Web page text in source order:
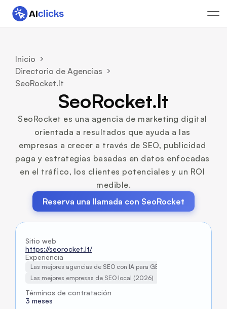
Inicio
Directorio de Agencias
SeoRocket.lt
SeoRocket.lt
SeoRocket es una agencia de marketing digital
orientada a resultados que ayuda a las
empresas a crecer a través de SEO, publicidad
paga y estrategias basadas en datos enfocadas
en el tráfico, los clientes potenciales y un ROI
medible.
Reserva una llamada con SeoRocket
Sitio web
https://seorocket.lt/
Experiencia
Las mejores agencias de SEO con IA para GEO (2026)
Las mejores empresas de SEO local (2026)
Términos de contratación
3 meses